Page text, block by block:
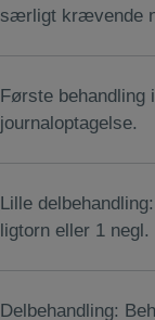
særligt krævende
Første behandling
journaloptagelse.
Lille
ligtorn eller 1 negl.
Delbehandling: